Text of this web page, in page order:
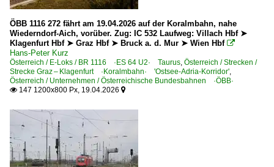
ÖBB 1116 272 fährt am 19.04.2026 auf der Koralmbahn, nahe
Wiederndorf-Aich, vorüber. Zug: IC 532 Laufweg: Villach Hbf ➤
Klagenfurt Hbf ➤ Graz Hbf ➤ Bruck a. d. Mur ➤ Wien Hbf 
Hans-Peter Kurz
Österreich / E-Loks / BR 1116 ·ES 64 U2· Taurus, Österreich / Strecken /
Strecke Graz – Klagenfurt ·Koralmbahn· 'Ostsee-Adria-Korridor',
Österreich / Unternehmen / Österreichische Bundesbahnen ·ÖBB·
 147 1200x800 Px, 19.04.2026 